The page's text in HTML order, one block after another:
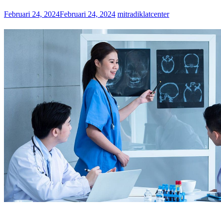
Februari 24, 2024Februari 24, 2024 mitradiklatcenter